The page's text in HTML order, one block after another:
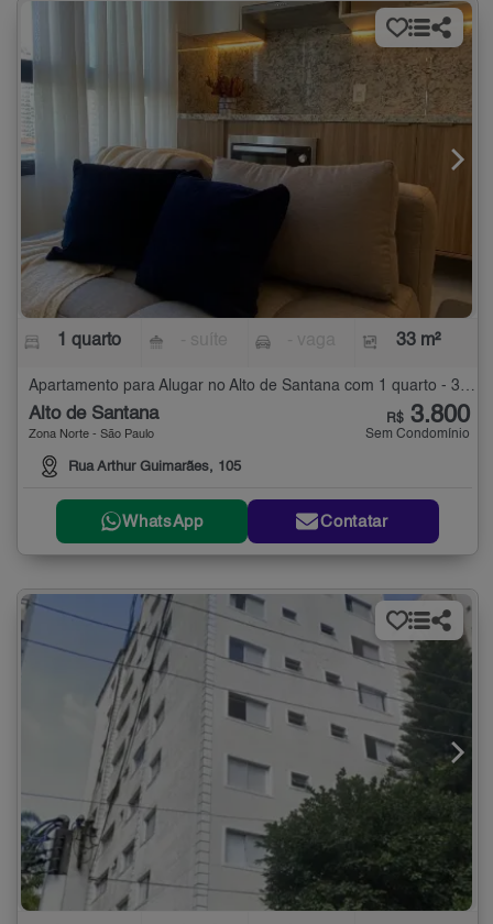
1 quarto 33 m²
Apartamento para Alugar no Alto de Santana com 1 quarto - 33 m²
Alto de Santana
Zona Norte - São Paulo
Rua Arthur Guimarães, 105
R$ 3.800
Sem Condomínio
WhatsApp Contatar